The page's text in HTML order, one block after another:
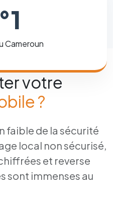
Cameroun
votre
?
faible de la sécurité
local non sécurisé,
et reverse
sont immenses au